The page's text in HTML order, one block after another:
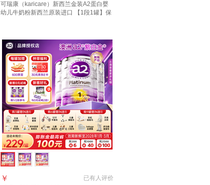
可瑞康（karicare）新西兰金装A2蛋白婴
幼儿牛奶粉新西兰原装进口 【1段1罐】保
已有人评价
￥